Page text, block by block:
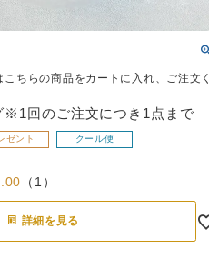
ちらの商品をカートに入れ、ご注文く
※1回のご注文につき1点まで
ゼント クール便
（ 1 ）
詳細を見る